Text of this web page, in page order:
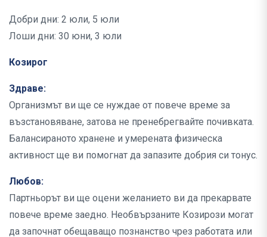
Добри дни: 2 юли, 5 юли
Лоши дни: 30 юни, 3 юли
Козирог
Здраве:
Организмът ви ще се нуждае от повече време за
възстановяване, затова не пренебрегвайте почивката.
Балансираното хранене и умерената физическа
активност ще ви помогнат да запазите добрия си тонус.
Любов:
Партньорът ви ще оцени желанието ви да прекарвате
повече време заедно. Необвързаните Козирози могат
да започнат обещаващо познанство чрез работата или